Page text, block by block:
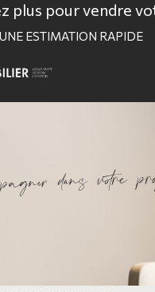
plus pour vendre
ESTIMATION RAPIDE
pagner dans votre pr